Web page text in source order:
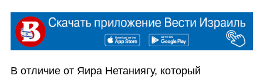
В отличие от Яира Нетаниягу, который